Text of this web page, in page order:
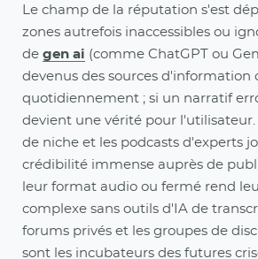
Le champ de la réputation s'est
zones autrefois inaccessibles ou
de gen ai (comme ChatGPT ou
devenus des sources d'information
quotidiennement ; si un narratif
devient une vérité pour l'utilisateur.
de niche et les podcasts d'experts
crédibilité immense auprès de
leur format audio ou fermé rend
complexe sans outils d'IA de
forums privés et les groupes de
sont les incubateurs des futures